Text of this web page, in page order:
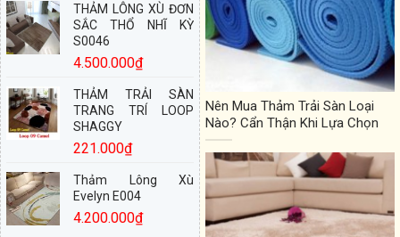
THẢM LÔNG XÙ ĐƠN
SẮC THỔ NHĨ KỲ
S0046
4.500.000₫
THẢM TRẢI SÀN
TRANG TRÍ LOOP
SHAGGY
221.000₫
Thảm Lông Xù
Evelyn E004
4.200.000₫
Nên Mua Thảm Trải Sàn Loại
Nào? Cẩn Thận Khi Lựa Chọn